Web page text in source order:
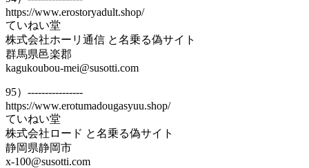
https://www.erostoryadult.shop/
ていねい堂
株式会社ホーリ通信 と名乗る偽サイト
群馬県邑楽郡
kagukoubou-mei@susotti.com
95）----------------
https://www.erotumadougasyuu.shop/
ていねい堂
株式会社ロード と名乗る偽サイト
静岡県静岡市
x-100@susotti.com